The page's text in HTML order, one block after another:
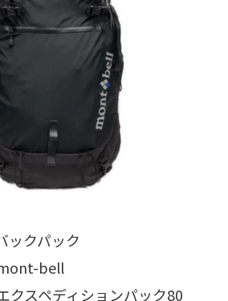
クパック
bell
スペディションパック80